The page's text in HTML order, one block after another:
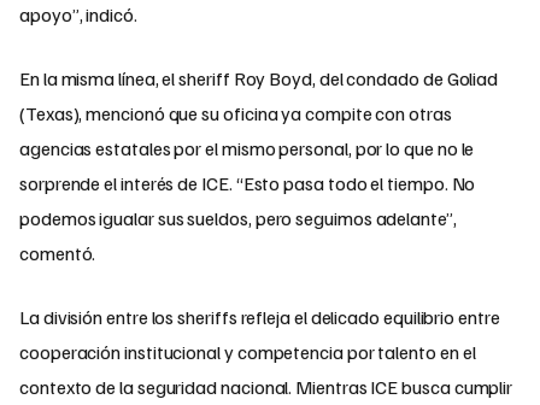
apoyo”, indicó.
En la misma línea, el sheriff Roy Boyd, del condado de Goliad
(Texas), mencionó que su oficina ya compite con otras
agencias estatales por el mismo personal, por lo que no le
sorprende el interés de ICE. “Esto pasa todo el tiempo. No
podemos igualar sus sueldos, pero seguimos adelante”,
comentó.
La división entre los sheriffs refleja el delicado equilibrio entre
cooperación institucional y competencia por talento en el
contexto de la seguridad nacional. Mientras ICE busca cumplir